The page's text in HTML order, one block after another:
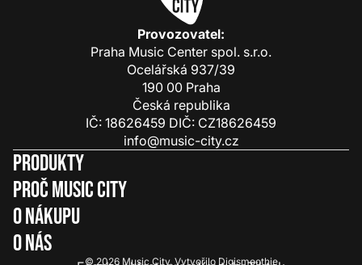
Provozovatel:
Praha Music Center spol. s.r.o.
Ocelářská 937/39
190 00 Praha
Česká republika
IČ: 18626459 DIČ: CZ18626459
info@music-city.cz
Produkty
Proč Music City
O nákupu
O nás
© 2026 Music City. Vytvořilo Digismoothie